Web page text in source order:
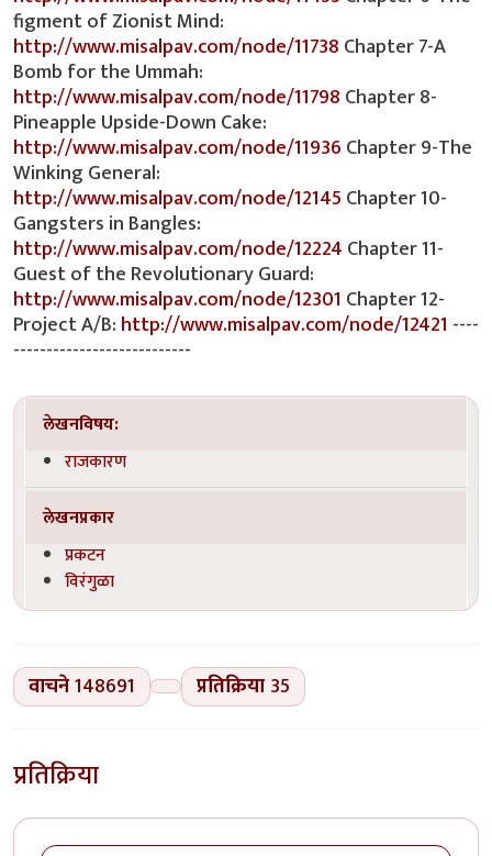
figment of Zionist Mind:
http://www.misalpav.com/node/11738Chapter 7-A
Bomb for the Ummah:
http://www.misalpav.com/node/11798Chapter 8-
Pineapple Upside-Down Cake:
http://www.misalpav.com/node/11936Chapter 9-The
Winking General:
http://www.misalpav.com/node/12145Chapter 10-
Gangsters in Bangles:
http://www.misalpav.com/node/12224Chapter 11-
Guest of the Revolutionary Guard:
http://www.misalpav.com/node/12301 Chapter 12-
Project A/B:http://www.misalpav.com/node/12421 ----
---------------------------
लेखनविषय:
राजकारण
लेखनप्रकार
प्रकटन
विरंगुळा
वाचने148691 प्रतिक्रिया 35
प्रतिक्रिया